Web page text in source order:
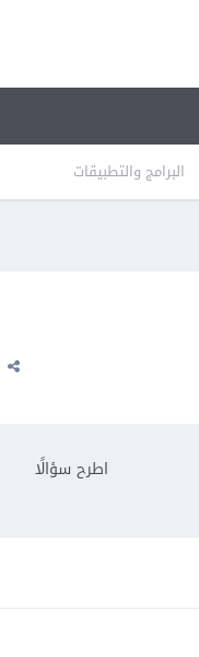
البرامج والتطبيقات
اطرح سؤالًا